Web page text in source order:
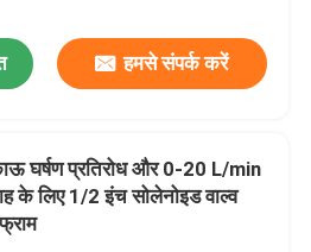
हमसे संपर्क करें
घर्षण प्रतिरोध और 0-20 L/min
के लिए 1/2 इंच सोलेनोइड वाल्व